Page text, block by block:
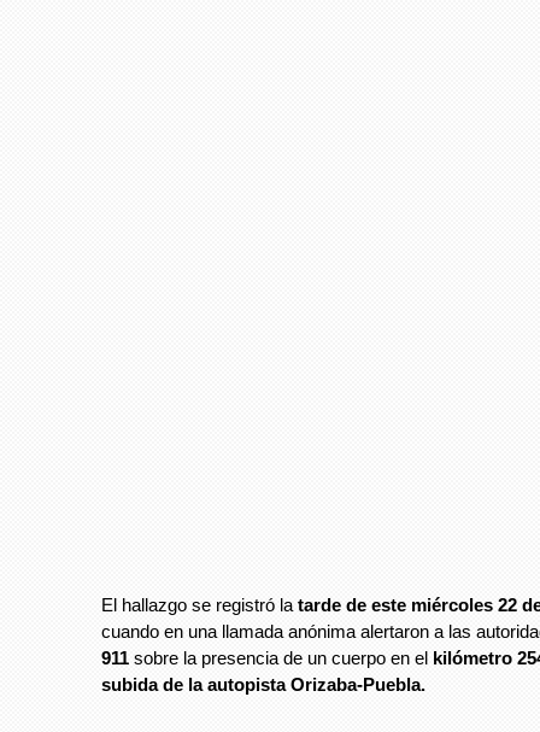
El hallazgo se registró la tarde de este miércoles 22
cuando en una llamada anónima alertaron a las
911 sobre la presencia de un cuerpo en el kilómetro
subida de la autopista Orizaba-Puebla.